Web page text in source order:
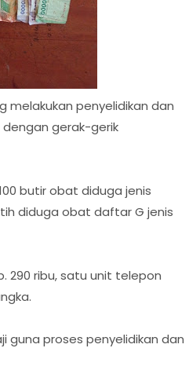
melakukan penyelidikan dan
gerak-gerik
butir obat diduga jenis
diduga obat daftar G jenis
290 ribu, satu unit telepon
guna proses penyelidikan dan